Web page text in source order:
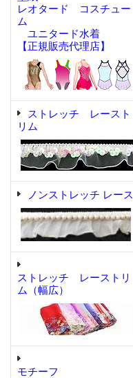
レオタード コスチュー
ム
ユニタード水着
【正規販売代理店】
ストレッチ レースト
リム
ノンストレッチ レース
ストレッチ レーストリ
ム（幅広）
モチーフ